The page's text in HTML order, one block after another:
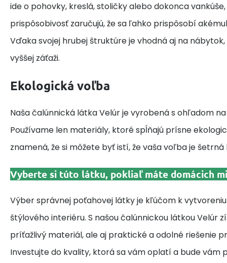
ide o pohovky, kreslá, stoličky alebo dokonca
prispôsobivosť zaručujú, že sa ľahko prispôsobí
Vďaka svojej hrubej štruktúre je vhodná aj na
vyššej záťaži.
Ekologická voľba
Naša čalúnnická látka Velúr je vyrobená s ohľadom
Používame len materiály, ktoré spĺňajú prísne
znamená, že si môžete byť istí, že vaša voľba je
Vyberte si túto látku, pokliaľ máte domácich
Výber správnej poťahovej látky je kľúčom k
štýlového interiéru. S našou čalúnnickou látkou Velúr
príťažlivý materiál, ale aj praktické a odolné riešenie
Investujte do kvality, ktorá sa vám oplatí a bude vám